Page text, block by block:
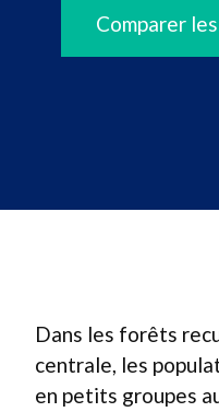
Comparer
Dans les forêts
centrale, les
en petits groupes